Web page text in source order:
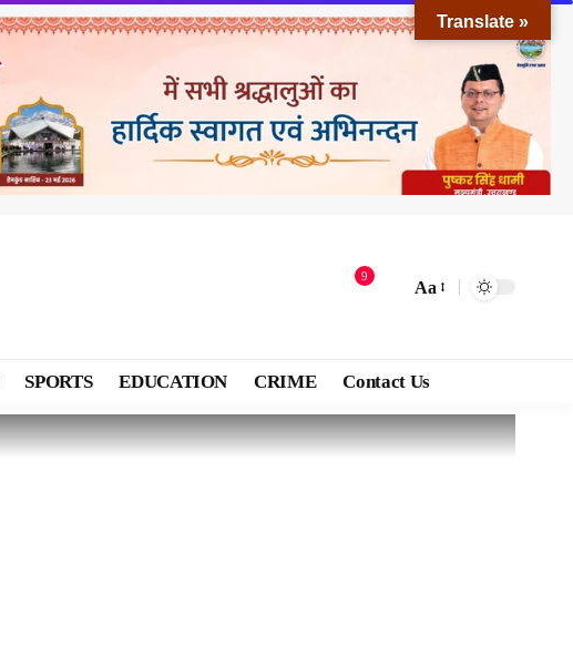
9
Aa
SPORTS EDUCATION CRIME Contact Us
Translate »